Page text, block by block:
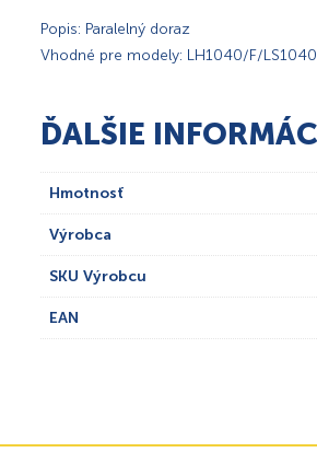
Popis: Paralelný doraz
Vhodné pre modely: LH1040/F/LS1040
ĎALŠIE
Hmotnosť
Výrobca
SKU Výrobcu
EAN